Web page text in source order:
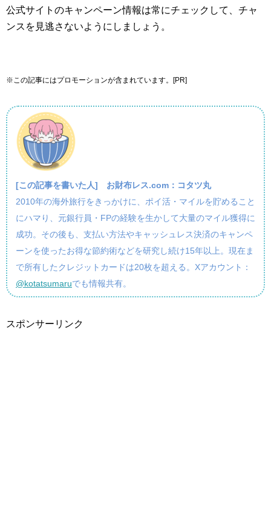
公式サイトのキャンペーン情報は常にチェックして、チャ
ンスを見逃さないようにしましょう。
※この記事にはプロモーションが含まれています。[PR]
[この記事を書いた人] お財布レス.com：コタツ丸
2010年の海外旅行をきっかけに、ポイ活・マイルを貯めること
にハマり、元銀行員・FPの経験を生かして大量のマイル獲得に
成功。その後も、支払い方法やキャッシュレス決済のキャンペ
ーンを使ったお得な節約術などを研究し続け15年以上。現在ま
で所有したクレジットカードは20枚を超える。Xアカウント：
@kotatsumaruでも情報共有。
スポンサーリンク